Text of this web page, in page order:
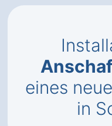
eines
in